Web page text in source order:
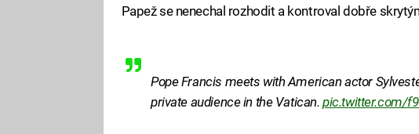
Papež se nenechal rozhodit a kontroval dobře
Pope Francis meets with American actor
private audience in the Vatican.pic.twitter.com/